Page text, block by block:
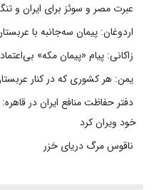
عبرت مصر و سوئز برای ایران و
اردوغان: پیمان سه‌جانبه با
زاکانی: پیام «پیمان مکه»
یمن: هر کشوری که در کنار
دفتر حفاظت منافع ایران در
خود ویران کرد
ناقوس مرگ دریای خزر